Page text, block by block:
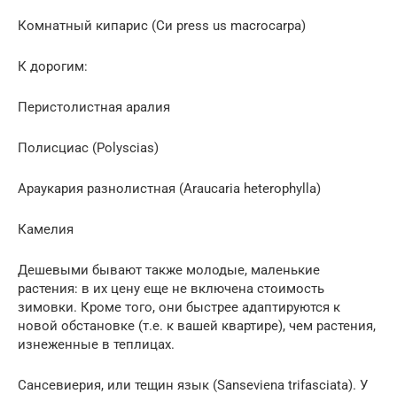
Комнатный кипарис (Си press us macrocarpa)
К дорогим:
Перистолистная аралия
Полисциас (Polyscias)
Араукария разнолистная (Araucaria heterophylla)
Камелия
Дешевыми бывают также молодые, маленькие
растения: в их цену еще не включена стоимость
зимовки. Кроме того, они быстрее адаптируются к
новой обстановке (т.е. к вашей квартире), чем растения,
изнеженные в теплицах.
Сансевиерия, или тещин язык (Sanseviena trifasciata). У